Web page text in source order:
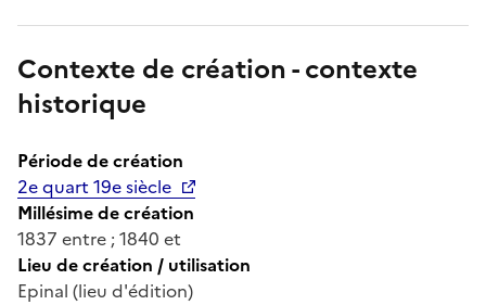
Contexte de création - contexte
historique
Période de création
2e quart 19e siècle
Millésime de création
1837 entre ; 1840 et
Lieu de création / utilisation
Epinal (lieu d'édition)